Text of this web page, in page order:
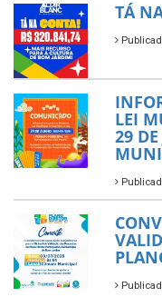
TÁ
LEI
29